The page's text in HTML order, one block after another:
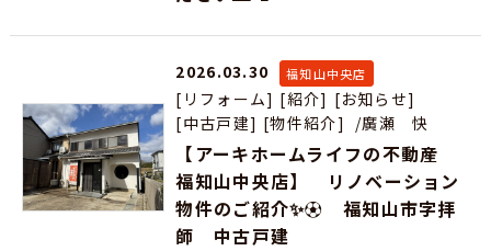
2026.03.30 福知山中央店
[リフォーム] [紹介] [お知らせ]
[中古戸建] [物件紹介] /廣瀬 快
【アーキホームライフの不動産
福知山中央店】 リノベーション
物件のご紹介✨⚽ 福知山市字拝
師 中古戸建